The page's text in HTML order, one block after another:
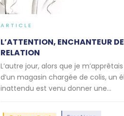
ARTICLE
L’ATTENTION, ENCHANTEUR DE
RELATION
L’autre jour, alors que je
d’un magasin chargée de colis, un
inattendu est venu donner une...